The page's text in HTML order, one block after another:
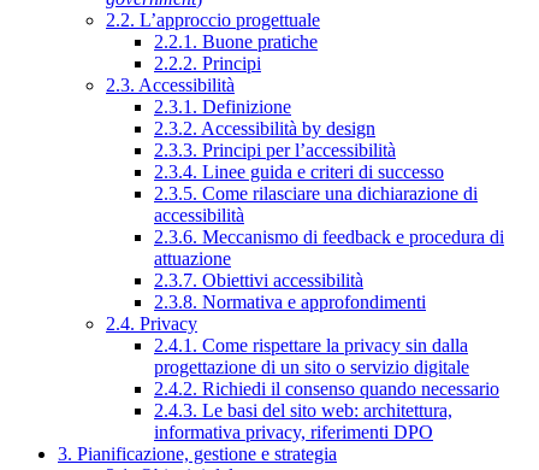
2.2. L’approccio progettuale
2.2.1. Buone pratiche
2.2.2. Principi
2.3. Accessibilità
2.3.1. Definizione
2.3.2. Accessibilità by design
2.3.3. Principi per l’accessibilità
2.3.4. Linee guida e criteri di successo
2.3.5. Come rilasciare una dichiarazione di
accessibilità
2.3.6. Meccanismo di feedback e procedura di
attuazione
2.3.7. Obiettivi accessibilità
2.3.8. Normativa e approfondimenti
2.4. Privacy
2.4.1. Come rispettare la privacy sin dalla
progettazione di un sito o servizio digitale
2.4.2. Richiedi il consenso quando necessario
2.4.3. Le basi del sito web: architettura,
informativa privacy, riferimenti DPO
3. Pianificazione, gestione e strategia